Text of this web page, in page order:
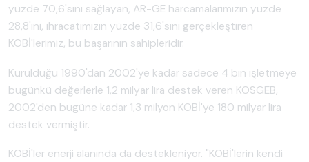
yüzde 70,6'sını sağlayan, AR-GE harcamalarımızın yüzde
28,8'ini, ihracatımızın yüzde 31,6'sını gerçekleştiren
KOBİ'lerimiz, bu başarının sahipleridir.
Kurulduğu 1990'dan 2002'ye kadar sadece 4 bin işletmeye
bugünkü değerlerle 1,2 milyar lira destek veren KOSGEB,
2002'den bugüne kadar 1,3 milyon KOBİ'ye 180 milyar lira
destek vermiştir.
KOBİ'ler enerji alanında da destekleniyor. "KOBİ'lerin kendi